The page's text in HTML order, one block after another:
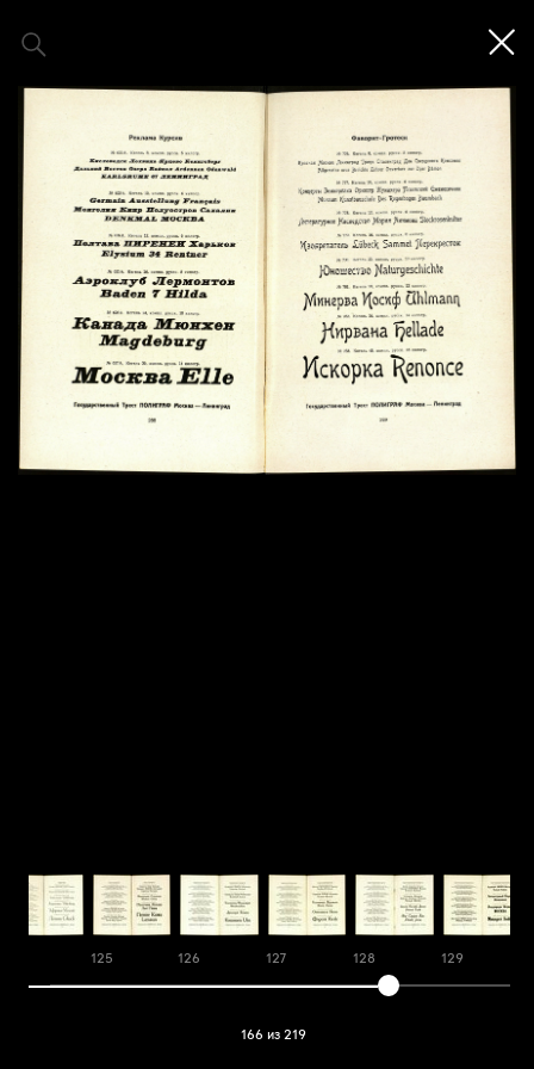
125 126 127 128 129
166 из 219